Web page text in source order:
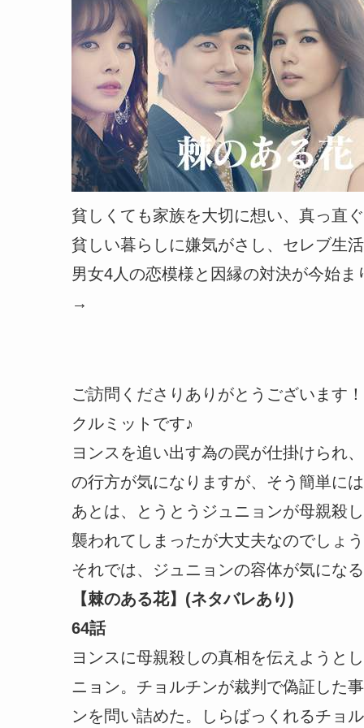
貧しくても家族を大切に想い、真っ直
貧しい暮らしに嫌気がさし、セレブ生
男女4人の恋模様と因縁の対決が今始ま
→
ご訪問くださりありがとうございます！
クルミットです♪
ヨンスを追い出す為の罠が仕掛けられ
の行方が気になりますが、そう簡単に
あとは、とうとうジュニョンが母親殺
襲われてしまったが大丈夫なのでしょ
それでは、ジュニョンの容体が気にな
【棘のある花】(ネタバレあり)
64話
ヨンスに母親殺しの真相を伝えようと
ニョン。チョルチンが裁判で偽証した
ンを問い詰めた。しらばっくれるチョ